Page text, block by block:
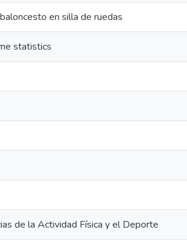
en silla de ruedas
statistics
de la Actividad Física y el Deporte